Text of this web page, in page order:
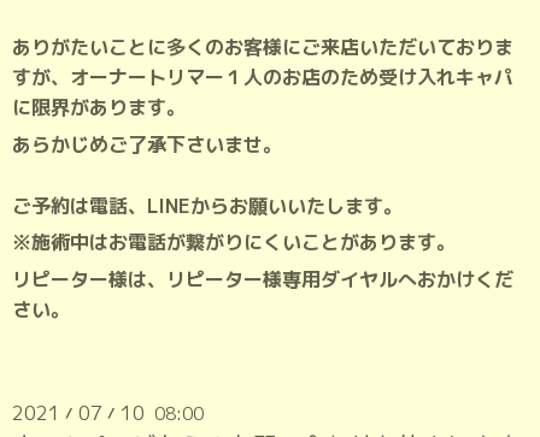
ありがたいことに多くのお客様にご来店いただいておりま
すが、オーナートリマー１人のお店のため受け入れキャパ
に限界があります。
あらかじめご了承下さいませ。
ご予約は電話、LINEからお願いいたします。
※施術中はお電話が繋がりにくいことがあります。
リピーター様は、リピーター様専用ダイヤルへおかけくだ
さい。
2021 / 07 / 10 08:00